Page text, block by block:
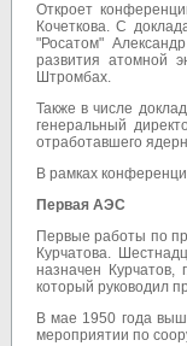
Откроет
Кочеткова. С
"Росатом"
развития атомной
Штромбах.
Также в числе
генеральный
отработавшего
В рамках
Первая АЭС
Первые работы по
Курчатова.
назначен
который руководил
В мае 1950 года
мероприятии по